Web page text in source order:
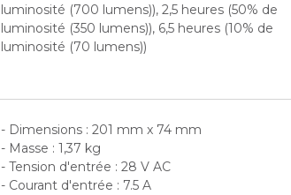
luminosité (700 lumens)), 2,5 heures (50% de
luminosité (350 lumens)), 6,5 heures (10% de
luminosité (70 lumens))
- Dimensions : 201 mm x 74 mm
- Masse : 1,37 kg
- Tension d'entrée : 28 V AC
- Courant d'entrée : 7.5 A